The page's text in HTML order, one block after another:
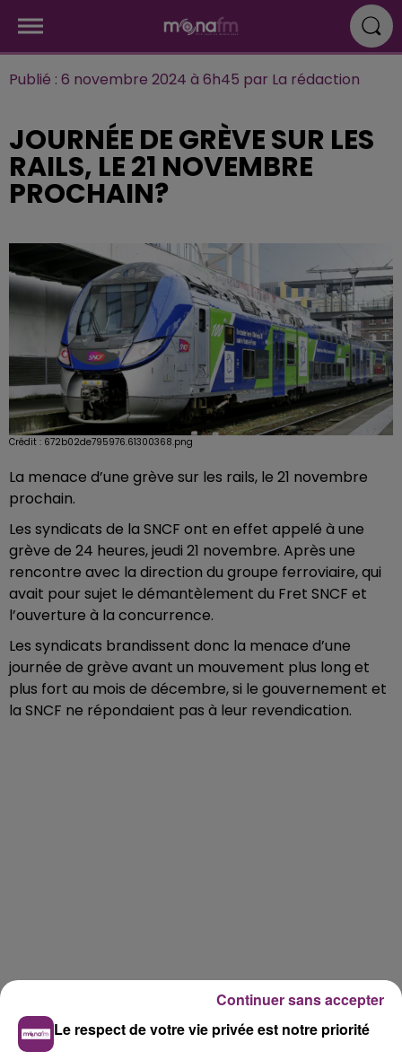
Publié : 6 novembre 2024 à 6h45 par La rédaction
JOURNÉE DE GRÈVE SUR LES
RAILS, LE 21 NOVEMBRE
PROCHAIN?
Crédit : 672b02de795976.61300368.png
La menace d’une grève sur les rails, le 21 novembre
prochain.
Les syndicats de la SNCF ont en effet appelé à une
grève de 24 heures, jeudi 21 novembre. Après une
rencontre avec la direction du groupe ferroviaire, qui
avait pour sujet le démantèlement du Fret SNCF et
l’ouverture à la concurrence.
Les syndicats brandissent donc la menace d’une
journée de grève avant un mouvement plus long et
plus fort au mois de décembre, si le gouvernement et
la SNCF ne répondaient pas à leur revendication.
Le respect de votre vie privée est notre priorité
Continuer sans accepter